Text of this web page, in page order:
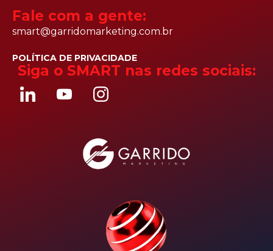
Fale com a gente:
smart@garridomarketing.com.br
POLÍTICA DE PRIVACIDADE
Siga o SMART nas redes sociais: